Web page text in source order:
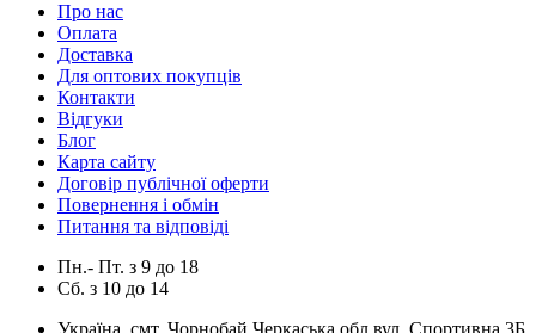
Про нас
Оплата
Доставка
Для оптових покупців
Контакти
Відгуки
Блог
Карта сайту
Договір публічної оферти
Повернення і обмін
Питання та відповіді
Пн.- Пт. з 9 до 18
Сб. з 10 до 14